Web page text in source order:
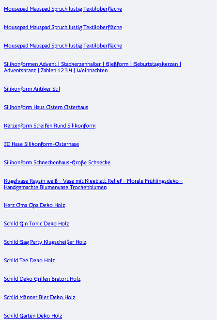
Mousepad Mauspad Spruch lustig Textiloberfläche
Mousepad Mauspad Spruch lustig Textiloberfläche
Mousepad Mauspad Spruch lustig Textiloberfläche
Silikonformen Advent | Stabkerzenhalter | Gießform | Geburtstagskerzen |
Adventskranz | Zahlen 1 2 3 4 | Weihnachten
Silikonform Antiker Stil
Silikonform Haus Ostern Osterhaus
Kerzenform Streifen Rund Silikonform
3D Hase Silikonform-Osterhase
Silikonform Schneckenhaus-Große Schnecke
Kugelvase Raysin weiß – Vase mit Kleeblatt Relief – Florale Frühlingsdeko –
Handgemachte Blumenvase Trockenblumen
Herz Oma Opa Deko Holz
Schild Gin Tonic Deko Holz
Schild Gag Party Klugscheißer Holz
Schild Tee Deko Holz
Schild Deko Grillen Bratort Holz
Schild Männer Bier Deko Holz
Schild Garten Deko Holz